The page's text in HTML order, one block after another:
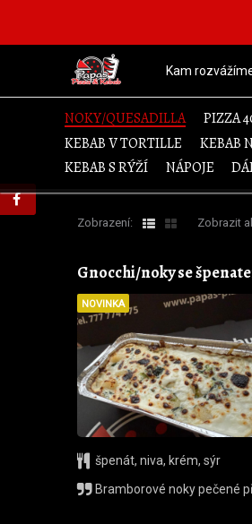
Kam rozvážíme
NOKY/QUESADILLA PIZZA
KEBAB V TORTILLE
KEBAB
KEBAB S RÝŽÍ
NÁPOJE
Zobrazení: Zobrazit
Gnocchi/noky se
NOVINKA
špenát, niva, krém, sýr
Bramborové noky pečené